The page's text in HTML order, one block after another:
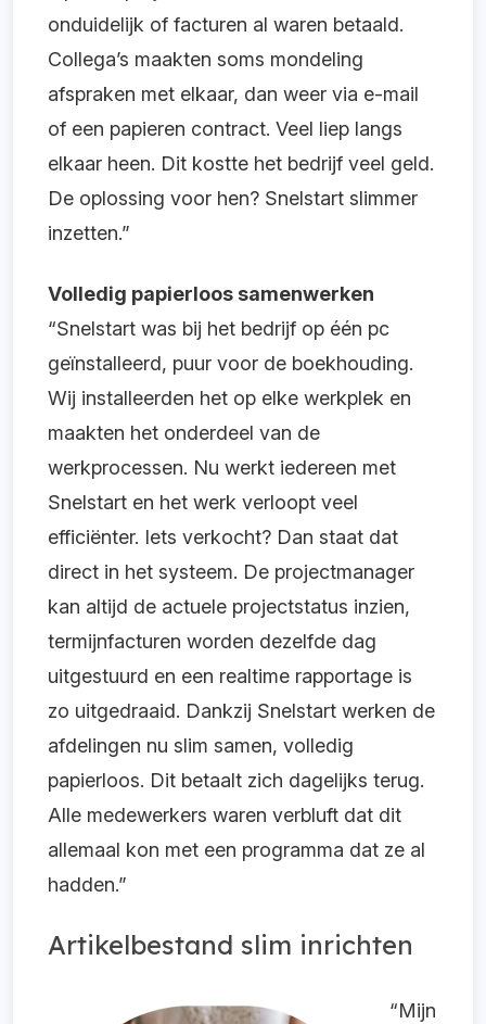
onduidelijk of facturen al waren betaald.
Collega’s maakten soms mondeling
afspraken met elkaar, dan weer via e-mail
of een papieren contract. Veel liep langs
elkaar heen. Dit kostte het bedrijf veel geld.
De oplossing voor hen? Snelstart slimmer
inzetten.”
Volledig papierloos samenwerken
“Snelstart was bij het bedrijf op één pc
geïnstalleerd, puur voor de boekhouding.
Wij installeerden het op elke werkplek en
maakten het onderdeel van de
werkprocessen. Nu werkt iedereen met
Snelstart en het werk verloopt veel
efficiënter. Iets verkocht? Dan staat dat
direct in het systeem. De projectmanager
kan altijd de actuele projectstatus inzien,
termijnfacturen worden dezelfde dag
uitgestuurd en een realtime rapportage is
zo uitgedraaid. Dankzij Snelstart werken de
afdelingen nu slim samen, volledig
papierloos. Dit betaalt zich dagelijks terug.
Alle medewerkers waren verbluft dat dit
allemaal kon met een programma dat ze al
hadden.”
Artikelbestand slim inrichten
“Mijn